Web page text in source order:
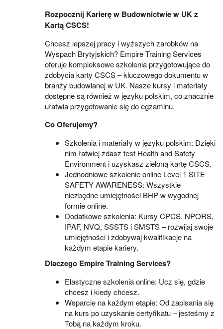
Rozpocznij Karierę w Budownictwie w UK z
Kartą CSCS!
Chcesz lepszej pracy i wyższych zarobków na
Wyspach Brytyjskich? Empire Training Services
oferuje kompleksowe szkolenia przygotowujące do
zdobycia karty CSCS – kluczowego dokumentu w
branży budowlanej w UK. Nasze kursy i materiały
dostępne są również w języku polskim, co znacznie
ułatwia przygotowanie się do egzaminu.
Co Oferujemy?
Szkolenia i materiały w języku polskim: Dzięki
nim łatwiej zdasz test Health and Safety
Environment i uzyskasz zieloną kartę CSCS.
Jednodniowe szkolenie online Level 1 SITE
SAFETY AWARENESS: Wszystkie
niezbędne umiejętności BHP w wygodnej
formie online.
Dodatkowe szkolenia: Kursy CPCS, NPORS,
IPAF, NVQ, SSSTS i SMSTS – rozwijaj swoje
umiejętności i zdobywaj kwalifikacje na
każdym etapie kariery.
Dlaczego Empire Training Services?
Elastyczne szkolenia online: Ucz się, gdzie
chcesz i kiedy chcesz.
Wsparcie na każdym etapie: Od zapisania się
na kurs po uzyskanie certyfikatu – jesteśmy z
Tobą na każdym kroku.